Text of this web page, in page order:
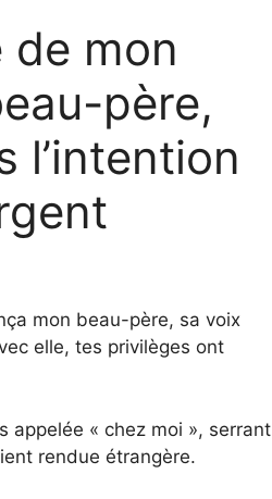
de mon
père,
l’intention
mon beau-père, sa voix
elle, tes privilèges ont
appelée « chez moi », serrant
rendue étrangère.